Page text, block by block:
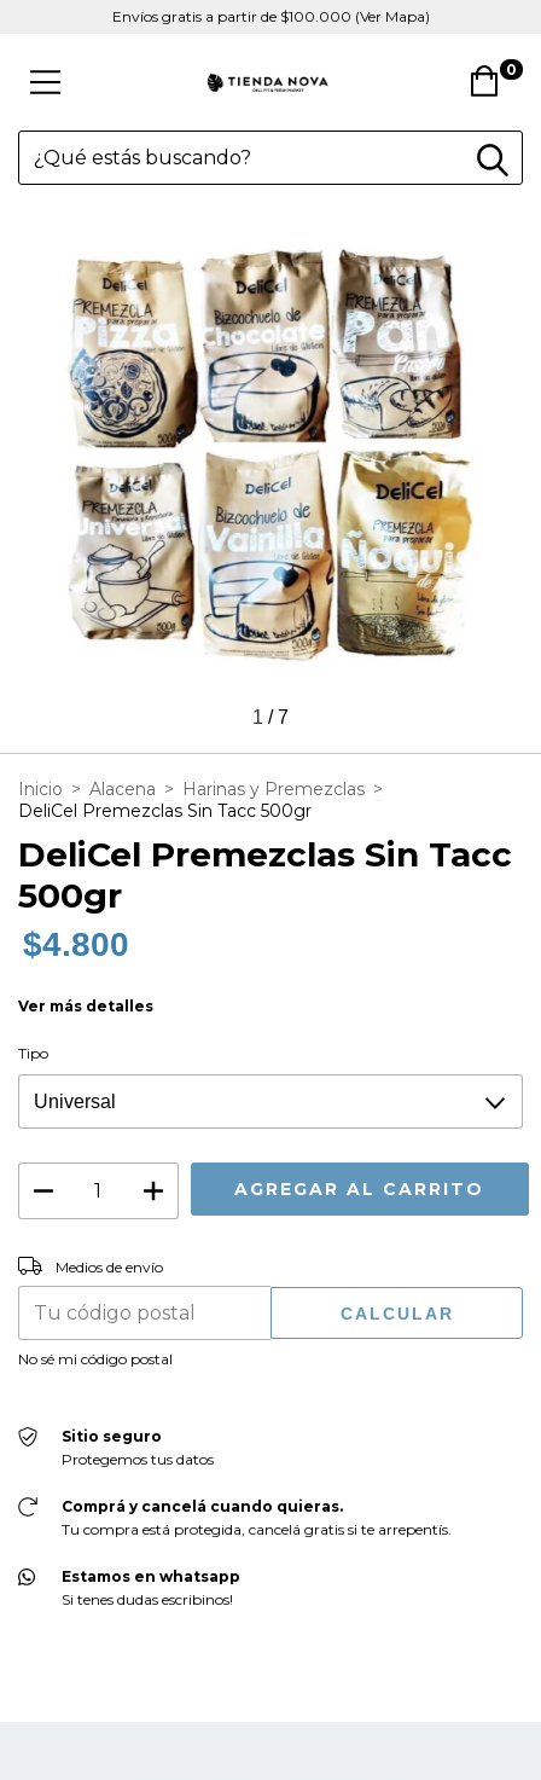
Envíos gratis a partir de $100.000 (Ver Mapa)
0
1 /7
Inicio > Alacena > Harinas y Premezclas >
DeliCel Premezclas Sin Tacc 500gr
DeliCel Premezclas Sin Tacc
500gr
$4.800
Ver más detalles
Tipo
Entregas para el CP:
Medios de envío
CALCULAR
No sé mi código postal
Sitio seguro
Protegemos tus datos
Comprá y cancelá cuando quieras.
Tu compra está protegida, cancelá gratis si te arrepentís.
Estamos en whatsapp
Si tenes dudas escribinos!